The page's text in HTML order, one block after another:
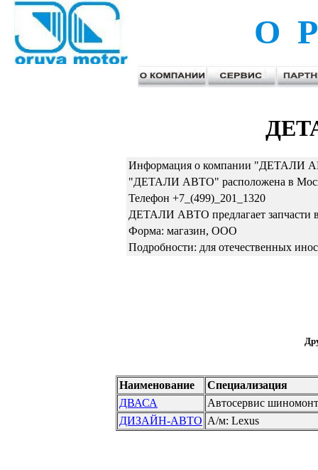
О
Информация о компании "ДЕТАЛИ
"ДЕТАЛИ АВТО" расположена в
Телефон +7_(499)_201_1320
ДЕТАЛИ АВТО предлагает запчасти
Форма: магазин, ООО
Подробности: для отечественных
Наименование
Специализация
ДВАСА
Автосервис
ДИЗАЙН-АВТО А/м: Lexus